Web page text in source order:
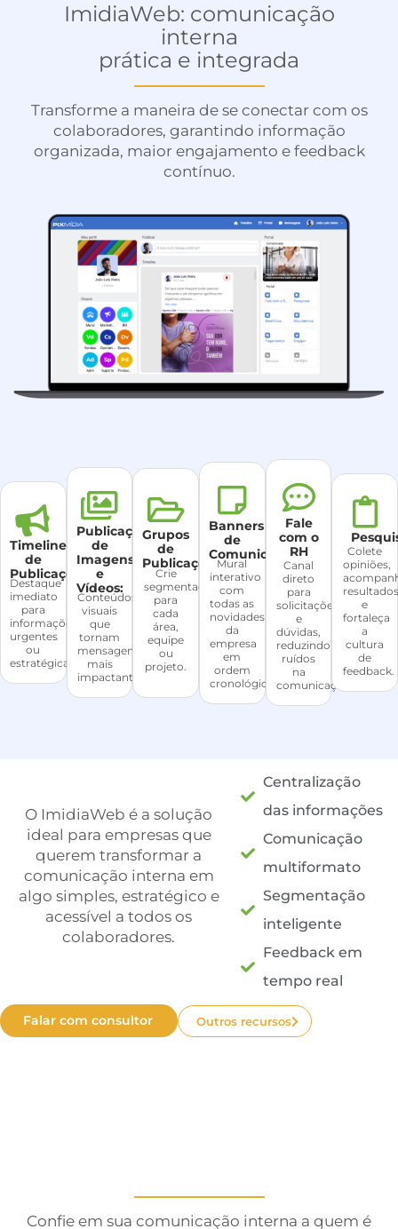
ImidiaWeb: comunicação
interna
prática e integrada
Transforme a maneira de se conectar com os
colaboradores, garantindo informação
organizada, maior engajamento e feedback
contínuo.
Timeline
de
Publicações
Destaque
imediato
para
informações
urgentes
ou
estratégicas.
Publicações
de
Imagens
e
Vídeos:
Conteúdos
visuais
que
tornam
mensagens
mais
impactantes.
Grupos
de
Publicações
Crie
segmentações
para
cada
área,
equipe
ou
projeto.
Banners
de
Comunicados
Mural
interativo
com
todas as
novidades
da
empresa
em
ordem
cronológica.
Fale
com o
RH
Canal
direto
para
solicitações
e
dúvidas,
reduzindo
ruídos
na
comunicação.
Colete
opiniões,
resultados
e
fortaleça
a
cultura
de
feedback.
O ImidiaWeb é a solução
ideal para empresas que
querem transformar a
comunicação interna em
algo simples, estratégico e
acessível a todos os
colaboradores.
Centralização
das informações
Comunicação
multiformato
Segmentação
inteligente
Feedback em
tempo real
Falar com consultor Outros recursos
Confie em sua comunicação interna a quem é